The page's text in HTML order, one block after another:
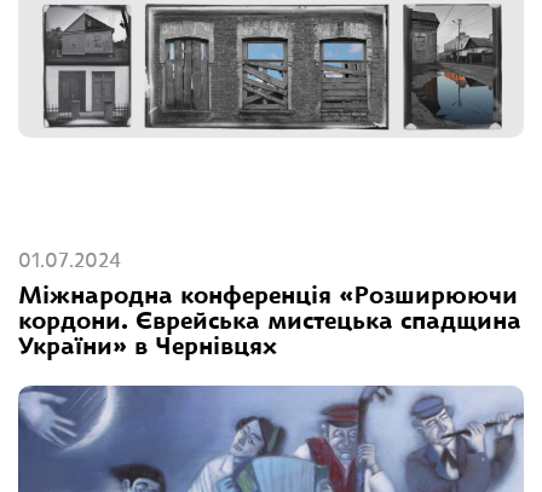
01.07.2024
Міжнародна конференція «Розширюючи
кордони. Єврейська мистецька спадщина
України» в Чернівцях